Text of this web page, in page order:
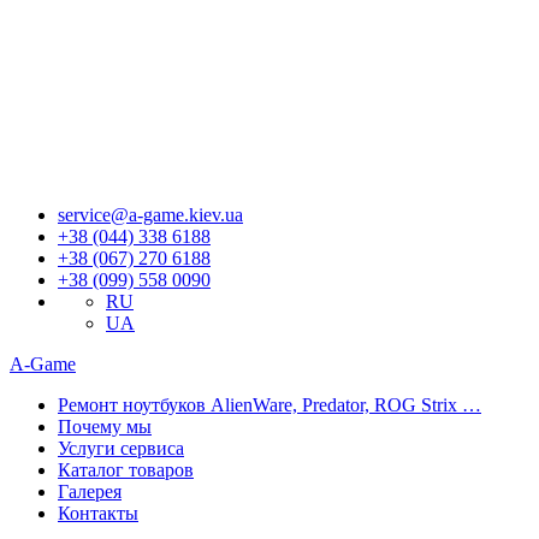
service@a-game.kiev.ua
+38 (044) 338 6188
+38 (067) 270 6188
+38 (099) 558 0090
RU
UA
A-Game
Ремонт ноутбуков AlienWare, Predator, ROG Strix …
Почему мы
Услуги сервиса
Каталог товаров
Галерея
Контакты